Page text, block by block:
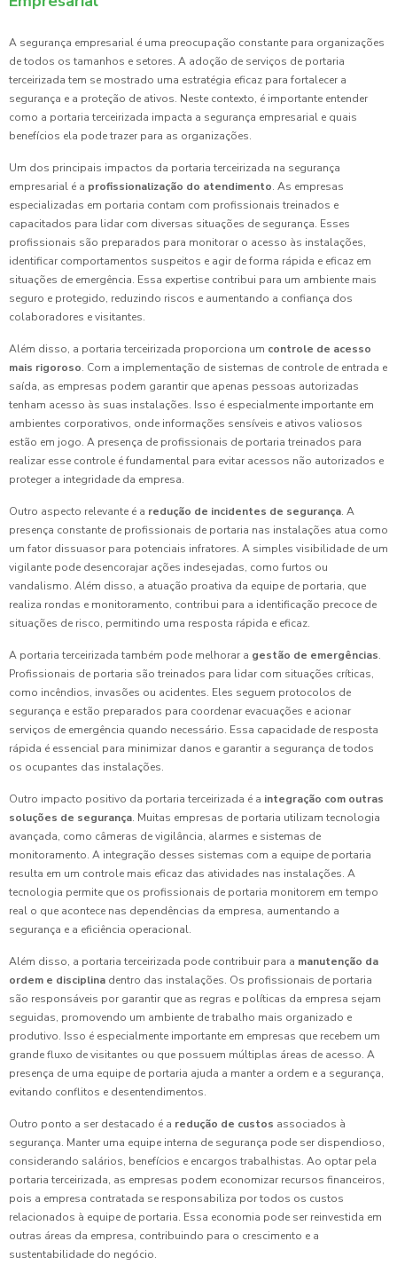
A segurança empresarial é uma preocupação constante para organizações
de todos os tamanhos e setores. A adoção de serviços de portaria
terceirizada tem se mostrado uma estratégia eficaz para fortalecer a
segurança e a proteção de ativos. Neste contexto, é importante entender
como a portaria terceirizada impacta a segurança empresarial e quais
benefícios ela pode trazer para as organizações.
Um dos principais impactos da portaria terceirizada na segurança
empresarial é a profissionalização do atendimento. As empresas
especializadas em portaria contam com profissionais treinados e
capacitados para lidar com diversas situações de segurança. Esses
profissionais são preparados para monitorar o acesso às instalações,
identificar comportamentos suspeitos e agir de forma rápida e eficaz em
situações de emergência. Essa expertise contribui para um ambiente mais
seguro e protegido, reduzindo riscos e aumentando a confiança dos
colaboradores e visitantes.
Além disso, a portaria terceirizada proporciona um controle de acesso
mais rigoroso. Com a implementação de sistemas de controle de entrada e
saída, as empresas podem garantir que apenas pessoas autorizadas
tenham acesso às suas instalações. Isso é especialmente importante em
ambientes corporativos, onde informações sensíveis e ativos valiosos
estão em jogo. A presença de profissionais de portaria treinados para
realizar esse controle é fundamental para evitar acessos não autorizados e
proteger a integridade da empresa.
Outro aspecto relevante é a redução de incidentes de segurança. A
presença constante de profissionais de portaria nas instalações atua como
um fator dissuasor para potenciais infratores. A simples visibilidade de um
vigilante pode desencorajar ações indesejadas, como furtos ou
vandalismo. Além disso, a atuação proativa da equipe de portaria, que
realiza rondas e monitoramento, contribui para a identificação precoce de
situações de risco, permitindo uma resposta rápida e eficaz.
A portaria terceirizada também pode melhorar a gestão de emergências.
Profissionais de portaria são treinados para lidar com situações críticas,
como incêndios, invasões ou acidentes. Eles seguem protocolos de
segurança e estão preparados para coordenar evacuações e acionar
serviços de emergência quando necessário. Essa capacidade de resposta
rápida é essencial para minimizar danos e garantir a segurança de todos
os ocupantes das instalações.
Outro impacto positivo da portaria terceirizada é a integração com outras
soluções de segurança. Muitas empresas de portaria utilizam tecnologia
avançada, como câmeras de vigilância, alarmes e sistemas de
monitoramento. A integração desses sistemas com a equipe de portaria
resulta em um controle mais eficaz das atividades nas instalações. A
tecnologia permite que os profissionais de portaria monitorem em tempo
real o que acontece nas dependências da empresa, aumentando a
segurança e a eficiência operacional.
Além disso, a portaria terceirizada pode contribuir para a manutenção da
ordem e disciplina dentro das instalações. Os profissionais de portaria
são responsáveis por garantir que as regras e políticas da empresa sejam
seguidas, promovendo um ambiente de trabalho mais organizado e
produtivo. Isso é especialmente importante em empresas que recebem um
grande fluxo de visitantes ou que possuem múltiplas áreas de acesso. A
presença de uma equipe de portaria ajuda a manter a ordem e a segurança,
evitando conflitos e desentendimentos.
Outro ponto a ser destacado é a redução de custos associados à
segurança. Manter uma equipe interna de segurança pode ser dispendioso,
considerando salários, benefícios e encargos trabalhistas. Ao optar pela
portaria terceirizada, as empresas podem economizar recursos financeiros,
pois a empresa contratada se responsabiliza por todos os custos
relacionados à equipe de portaria. Essa economia pode ser reinvestida em
outras áreas da empresa, contribuindo para o crescimento e a
sustentabilidade do negócio.